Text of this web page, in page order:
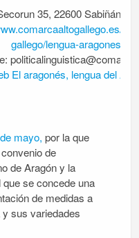
35, 22600 Sabiñánigo
gallego/lengua-
El aragonés, lengua del
mayo, por la que
de
de Aragón y la
se concede una
de medidas a
sus variedades